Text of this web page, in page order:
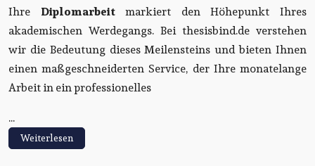
Ihre Diplomarbeitmarkiert den Höhepunkt Ihres
akademischen Werdegangs. Bei thesisbind.de verstehen
wir die Bedeutung dieses Meilensteins und bieten Ihnen
einen maßgeschneiderten Service, der Ihre monatelange
Arbeit in ein professionelles
...
Weiterlesen